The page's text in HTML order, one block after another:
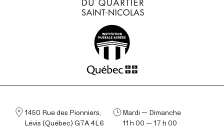
1450 Rue des Pionniers,
Lévis (Québec) G7A 4L6
Mardi — Dimanche
11 h 00 — 17 h 00